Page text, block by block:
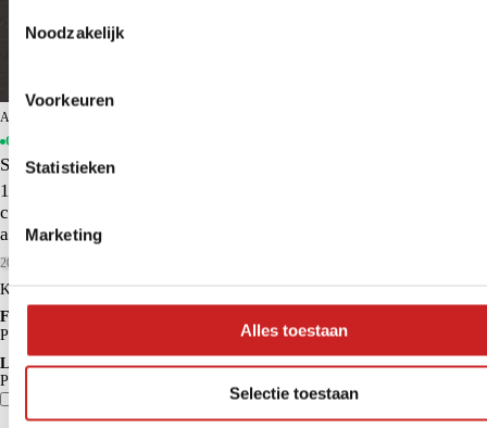
Noodzakelijk
Voorkeuren
Statistieken
Marketing
Alles toestaan
Selectie toestaan
ADG Veendam
Op voorraad
Suzuki Vitara
1.4 Boosterjet Smart Hybrid Select | Climate control | Cruise
control adaptive | Navigatie | Stoelverwarming | Apple carplay,
android auto | Trekhaal | All Seasons |
2026
Kopen
Financieren p/m vanaf
Particulier
Lease p/m vanaf
Particulier